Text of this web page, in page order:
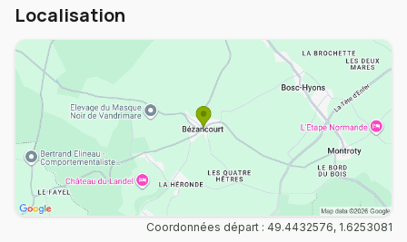
Localisation
Coordonnées départ : 49.4432576, 1.6253081